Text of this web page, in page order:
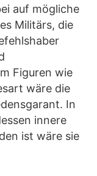
auf mögliche
Militärs, die
Figuren wie
wäre die
In
innere
ist wäre sie